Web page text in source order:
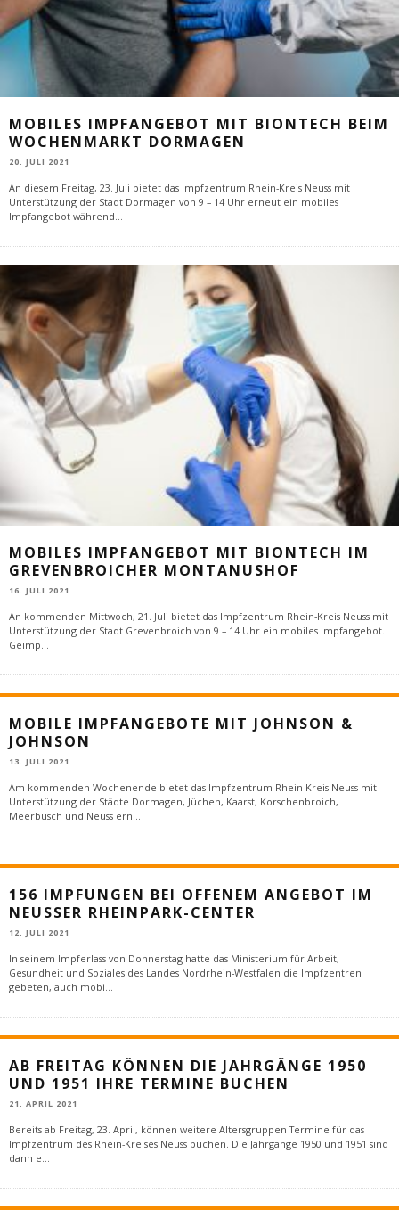
MOBILES IMPFANGEBOT MIT BIONTECH BEIM
WOCHENMARKT DORMAGEN
20. JULI 2021
An diesem Freitag, 23. Juli bietet das Impfzentrum Rhein-Kreis Neuss mit
Unterstützung der Stadt Dormagen von 9 – 14 Uhr erneut ein mobiles
Impfangebot während...
MOBILES IMPFANGEBOT MIT BIONTECH IM
GREVENBROICHER MONTANUSHOF
16. JULI 2021
An kommenden Mittwoch, 21. Juli bietet das Impfzentrum Rhein-Kreis Neuss mit
Unterstützung der Stadt Grevenbroich von 9 – 14 Uhr ein mobiles Impfangebot.
Geimp...
MOBILE IMPFANGEBOTE MIT JOHNSON &
JOHNSON
13. JULI 2021
Am kommenden Wochenende bietet das Impfzentrum Rhein-Kreis Neuss mit
Unterstützung der Städte Dormagen, Jüchen, Kaarst, Korschenbroich,
Meerbusch und Neuss ern...
156 IMPFUNGEN BEI OFFENEM ANGEBOT IM
NEUSSER RHEINPARK-CENTER
12. JULI 2021
In seinem Impferlass von Donnerstag hatte das Ministerium für Arbeit,
Gesundheit und Soziales des Landes Nordrhein-Westfalen die Impfzentren
gebeten, auch mobi...
AB FREITAG KÖNNEN DIE JAHRGÄNGE 1950
UND 1951 IHRE TERMINE BUCHEN
21. APRIL 2021
Bereits ab Freitag, 23. April, können weitere Altersgruppen Termine für das
Impfzentrum des Rhein-Kreises Neuss buchen. Die Jahrgänge 1950 und 1951 sind
dann e...